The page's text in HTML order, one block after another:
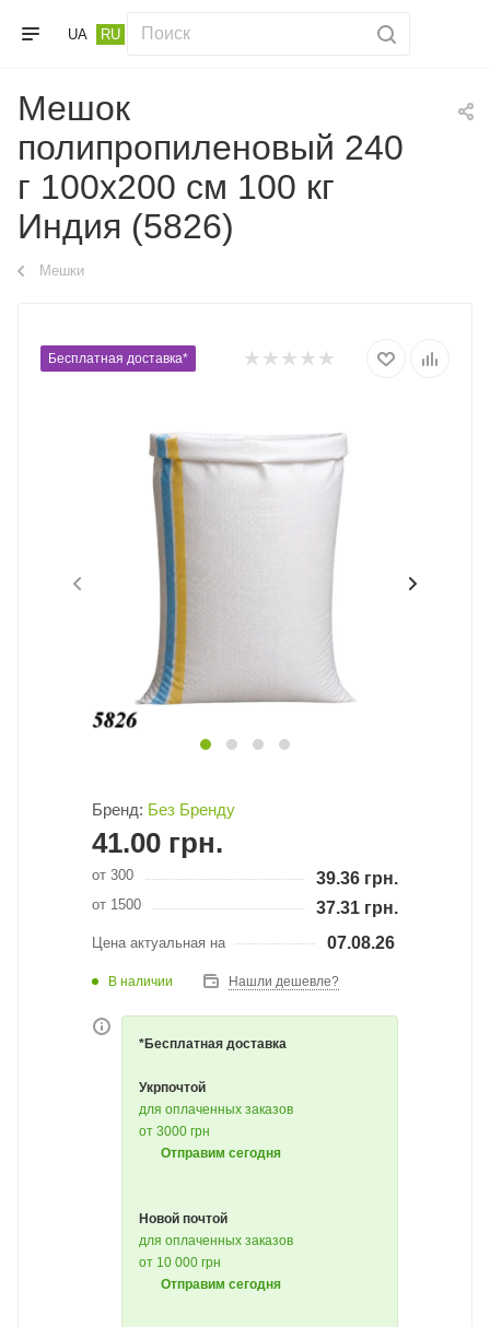
UA RU
Мешок
полипропиленовый 240
г 100х200 см 100 кг
Индия (5826)
Мешки
Бесплатная доставка*
Бренд: Без Бренду
41.00 грн.
от 300 39.36 грн.
от 1500 37.31 грн.
Цена актуальная на 07.08.26
В наличии Нашли дешевле?
*Бесплатная доставка
Укрпочтой
для оплаченных заказов
от 3000 грн
Отправим сегодня
Новой почтой
для оплаченных заказов
от 10 000 грн
Отправим сегодня